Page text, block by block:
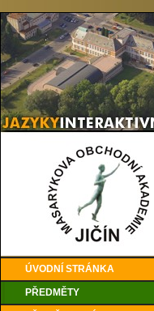
ÚVODNÍ STRÁNKA
PŘEDMĚTY